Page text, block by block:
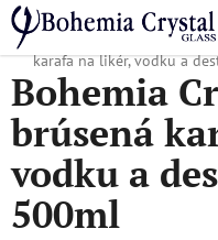
Prejsť
na
obsah
Domov
/ Obľúbené kolekcie /
karafa na likér, vodku a
Bohemia
brúsená
vodku a
500ml